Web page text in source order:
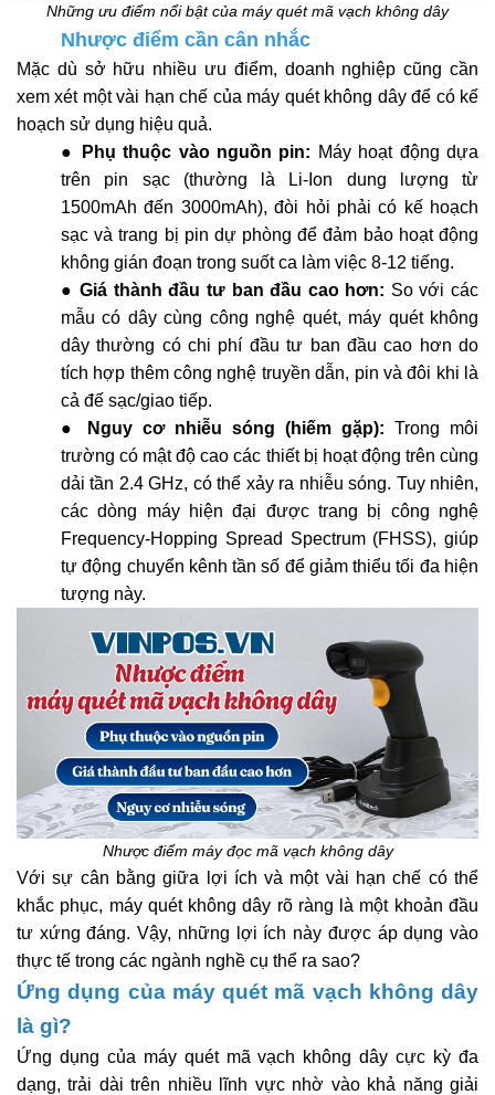
Những ưu điểm nổi bật của máy quét mã vạch không dây
Nhược điểm cần cân nhắc
Mặc dù sở hữu nhiều ưu điểm, doanh nghiệp cũng cần
xem xét một vài hạn chế của máy quét không dây để có kế
hoạch sử dụng hiệu quả.
●
Phụ thuộc vào nguồn pin: Máy hoạt động dựa
trên pin sạc (thường là Li-Ion dung lượng từ
1500mAh đến 3000mAh), đòi hỏi phải có kế hoạch
sạc và trang bị pin dự phòng để đảm bảo hoạt động
không gián đoạn trong suốt ca làm việc 8-12 tiếng.
●Giá thành đầu tư ban đầu cao hơn: So với các
mẫu có dây cùng công nghệ quét, máy quét không
dây thường có chi phí đầu tư ban đầu cao hơn do
tích hợp thêm công nghệ truyền dẫn, pin và đôi khi là
cả đế sạc/giao tiếp.
●
Nguy cơ nhiễu sóng (hiếm gặp): Trong môi
trường có mật độ cao các thiết bị hoạt động trên cùng
dải tần 2.4 GHz, có thể xảy ra nhiễu sóng. Tuy nhiên,
các dòng máy hiện đại được trang bị công nghệ
Frequency-Hopping Spread Spectrum (FHSS), giúp
tự động chuyển kênh tần số để giảm thiểu tối đa hiện
tượng này.
Nhược điểm máy đọc mã vạch không dây
Với sự cân bằng giữa lợi ích và một vài hạn chế có thể
khắc phục, máy quét không dây rõ ràng là một khoản đầu
tư xứng đáng. Vậy, những lợi ích này được áp dụng vào
thực tế trong các ngành nghề cụ thể ra sao?
Ứng dụng của máy quét mã vạch không dây
là gì?
Ứng dụng của máy quét mã vạch không dây cực kỳ đa
dạng, trải dài trên nhiều lĩnh vực nhờ vào khả năng giải